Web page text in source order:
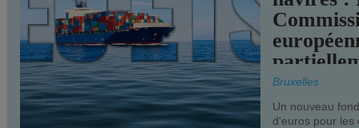
Bruxelles
Un nouveau
d'euros pour les